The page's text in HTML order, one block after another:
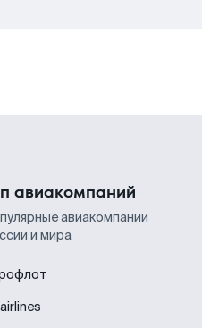
авиакомпаний
авиакомпании
и мира